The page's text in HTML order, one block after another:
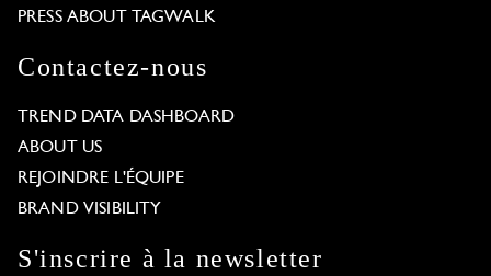
PRESS ABOUT TAGWALK
Contactez-nous
TREND DATA DASHBOARD
ABOUT US
REJOINDRE L'ÉQUIPE
BRAND VISIBILITY
S'inscrire à la newsletter